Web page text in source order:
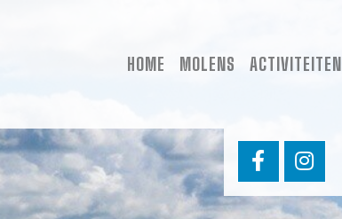
HOME MOLENS ACTIVITEITEN